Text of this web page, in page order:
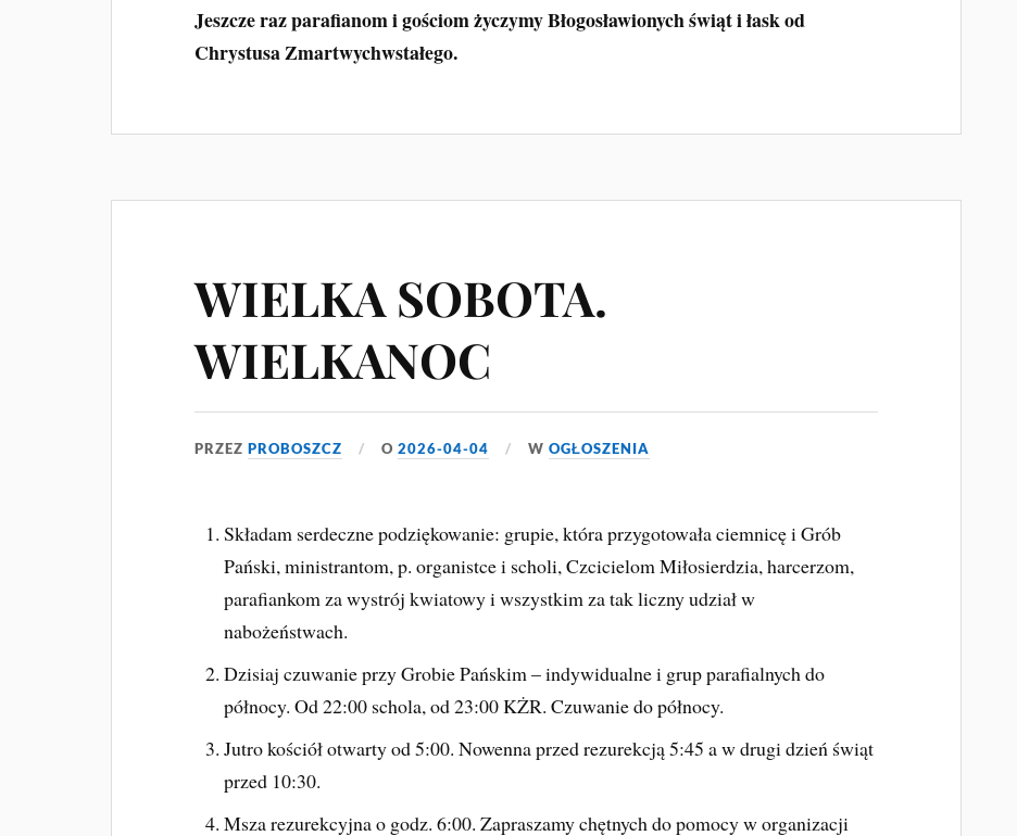
Jeszcze raz parafianom i gościom życzymy Błogosławionych świąt i łask od
Chrystusa Zmartwychwstałego.
WIELKA SOBOTA.
WIELKANOC
PRZEZPROBOSZCZ O2026-04-04 WOGŁOSZENIA
Składam serdeczne podziękowanie: grupie, która przygotowała ciemnicę i Grób
Pański, ministrantom, p. organistce i scholi, Czcicielom Miłosierdzia, harcerzom,
parafiankom za wystrój kwiatowy i wszystkim za tak liczny udział w
nabożeństwach.
Dzisiaj czuwanie przy Grobie Pańskim – indywidualne i grup parafialnych do
północy. Od 22:00 schola, od 23:00 KŻR. Czuwanie do północy.
Jutro kościół otwarty od 5:00. Nowenna przed rezurekcją 5:45 a w drugi dzień świąt
przed 10:30.
Msza rezurekcyjna o godz. 6:00. Zapraszamy chętnych do pomocy w organizacji